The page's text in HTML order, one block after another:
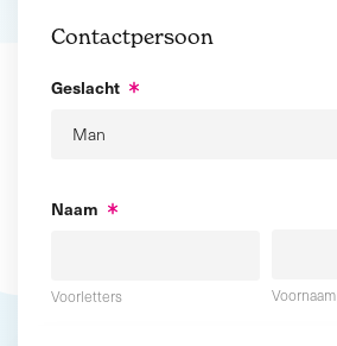
Contactpersoon
Geslacht
Naam
Voorletters Voornaam